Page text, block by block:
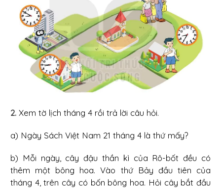
2. Xem tờ lịch tháng 4 rồi trả lời câu hỏi.
a) Ngày Sách Việt Nam 21 tháng 4 là thứ mấy?
b) Mỗi ngày, cây đậu thần kì của Rô-bốt đều có
thêm một bông hoa. Vào thứ Bảy đầu tiên của
tháng 4, trên cây có bốn bông hoa. Hỏi cây bắt đầu